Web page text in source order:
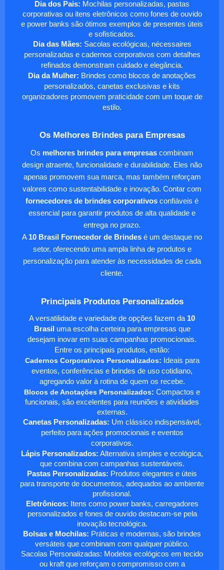
Dia dos Pais: Mochilas personalizadas, pastas
corporativas ou itens eletrônicos como fones de ouvido
e power banks são ótimos exemplos de presentes úteis
e sofisticados.
Dia das Mães: Sacolas ecológicas, nécessaires
personalizadas e cadernos corporativos com detalhes
refinados demonstram cuidado e elegância.
Dia da Mulher: Brindes como blocos de anotações
personalizados, canetas exclusivas e kits
organizadores promovem praticidade com um toque de
estilo.
Os Melhores Brindes para Empresas
Os melhores brindes para empresas combinam
design atraente, funcionalidade e durabilidade. Eles não
apenas promovem sua marca, mas também reforçam
valores como sustentabilidade e inovação. Contar com
fornecedores de brindes corporativos confiáveis é
essencial para garantir produtos de alta qualidade e
entrega no prazo.
A 10 Brasil Fornecedor de Brindes é um destaque no
setor, oferecendo uma ampla linha de produtos e
personalização para atender às necessidades de cada
cliente.
Principais Produtos Personalizados
A versatilidade e variedade de opções fazem da 10
Brasil uma escolha certeira para empresas que
desejam inovar em suas campanhas promocionais.
Entre os principais produtos, estão:
Cadernos Corporativos Personalizados: Ideais para
eventos, conferências e brindes de uso cotidiano,
agregando valor à rotina de quem os recebe.
Blocos de Anotações Personalizados: Compactos e
funcionais, são excelentes para reuniões e atividades
externas.
Canetas Personalizadas: Um clássico indispensável,
perfeito para ações promocionais e eventos
corporativos.
Lápis Personalizados: Alternativa simples e ecológica,
que combina com campanhas sustentáveis.
Pastas Personalizadas: Produtos elegantes e úteis
para transporte de documentos, adequados ao ambiente
profissional.
Eletrônicos: Itens como power banks, carregadores
personalizados e fones de ouvido destacam-se pela
inovação tecnológica.
Bolsas e Mochilas: Práticas e modernas, são brindes
versáteis que combinam com qualquer público.
Sacolas Personalizadas: Modelos ecológicos em tecido
ou kraft que reforçam o compromisso com a